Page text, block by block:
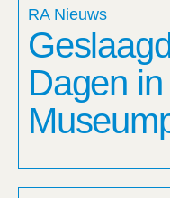
RA Nieuws
Dagen